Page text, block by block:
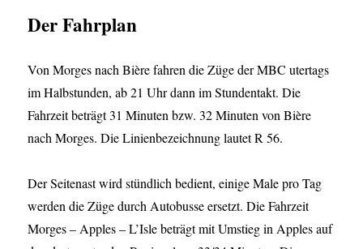
Der Fahrplan
Von Morges nach Bière fahren die Züge der MBC utertags
im Halbstunden, ab 21 Uhr dann im Stundentakt. Die
Fahrzeit beträgt 31 Minuten bzw. 32 Minuten von Bière
nach Morges. Die Linienbezeichnung lautet R 56.
Der Seitenast wird stündlich bedient, einige Male pro Tag
werden die Züge durch Autobusse ersetzt. Die Fahrzeit
Morges – Apples – L’Isle beträgt mit Umstieg in Apples auf